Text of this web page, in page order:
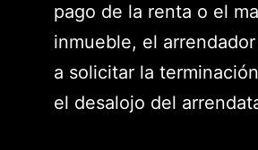
pago de la renta o el
inmueble, el
a solicitar la
el desalojo del